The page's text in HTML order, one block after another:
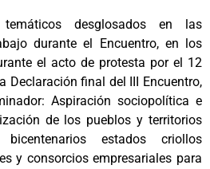
desglosados en las
durante el Encuentro, en los
el acto de protesta por el 12
Declaración final del III Encuentro,
Aspiración sociopolítica e
de los pueblos y territorios
estados criollos
y consorcios empresariales para